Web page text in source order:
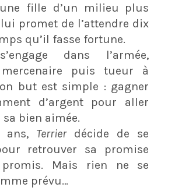
fille d’un milieu plus
promet de l’attendre dix
qu’il fasse fortune.
s’engage dans l’armée,
puis tueur à
but est simple : gagner
d’argent pour aller
bien aimée.
ans, Terrierdécide de se
retrouver sa promise
promis. Mais rien ne se
prévu…